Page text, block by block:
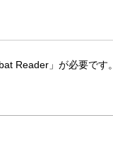
Reader」が必要で